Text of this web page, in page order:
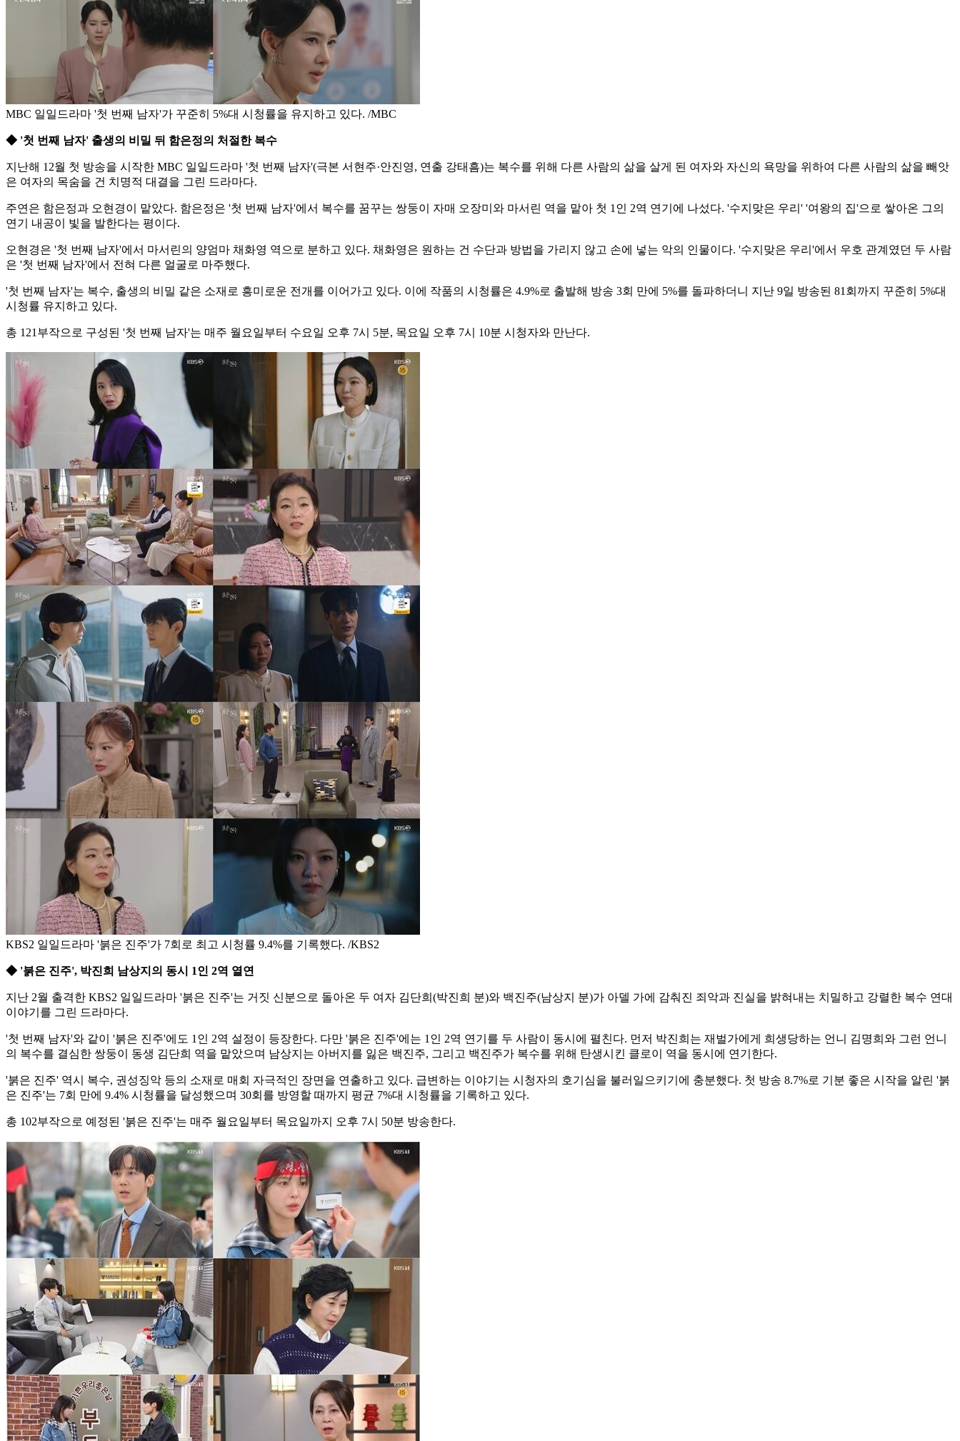
MBC 일일드라마 '첫 번째 남자'가 꾸준히 5%대 시청률을 유지하고 있다. /MBC
◆ '첫 번째 남자' 출생의 비밀 뒤 함은정의 처절한 복수
지난해 12월 첫 방송을 시작한 MBC 일일드라마 '첫 번째 남자'(극본 서현주·안진영, 연출 강태흠)는 복수를 위해 다른 사람의 삶을 살게 된 여자와 자신의 욕망을 위하여 다른 사람의 삶을 빼앗
은 여자의 목숨을 건 치명적 대결을 그린 드라마다.
주연은 함은정과 오현경이 맡았다. 함은정은 '첫 번째 남자'에서 복수를 꿈꾸는 쌍둥이 자매 오장미와 마서린 역을 맡아 첫 1인 2역 연기에 나섰다. '수지맞은 우리' '여왕의 집'으로 쌓아온 그의
연기 내공이 빛을 발한다는 평이다.
오현경은 '첫 번째 남자'에서 마서린의 양엄마 채화영 역으로 분하고 있다. 채화영은 원하는 건 수단과 방법을 가리지 않고 손에 넣는 악의 인물이다. '수지맞은 우리'에서 우호 관계였던 두 사람
은 '첫 번째 남자'에서 전혀 다른 얼굴로 마주했다.
'첫 번째 남자'는 복수, 출생의 비밀 같은 소재로 흥미로운 전개를 이어가고 있다. 이에 작품의 시청률은 4.9%로 출발해 방송 3회 만에 5%를 돌파하더니 지난 9일 방송된 81회까지 꾸준히 5%대
시청률 유지하고 있다.
총 121부작으로 구성된 '첫 번째 남자'는 매주 월요일부터 수요일 오후 7시 5분, 목요일 오후 7시 10분 시청자와 만난다.
KBS2 일일드라마 '붉은 진주'가 7회로 최고 시청률 9.4%를 기록했다. /KBS2
◆ '붉은 진주', 박진희 남상지의 동시 1인 2역 열연
지난 2월 출격한 KBS2 일일드라마 '붉은 진주'는 거짓 신분으로 돌아온 두 여자 김단희(박진희 분)와 백진주(남상지 분)가 아델 가에 감춰진 죄악과 진실을 밝혀내는 치밀하고 강렬한 복수 연대
이야기를 그린 드라마다.
'첫 번째 남자'와 같이 '붉은 진주'에도 1인 2역 설정이 등장한다. 다만 '붉은 진주'에는 1인 2역 연기를 두 사람이 동시에 펼친다. 먼저 박진희는 재벌가에게 희생당하는 언니 김명희와 그런 언니
의 복수를 결심한 쌍둥이 동생 김단희 역을 맡았으며 남상지는 아버지를 잃은 백진주, 그리고 백진주가 복수를 위해 탄생시킨 클로이 역을 동시에 연기한다.
'붉은 진주' 역시 복수, 권성징악 등의 소재로 매회 자극적인 장면을 연출하고 있다. 급변하는 이야기는 시청자의 호기심을 불러일으키기에 충분했다. 첫 방송 8.7%로 기분 좋은 시작을 알린 '붉
은 진주'는 7회 만에 9.4% 시청률을 달성했으며 30회를 방영할 때까지 평균 7%대 시청률을 기록하고 있다.
총 102부작으로 예정된 '붉은 진주'는 매주 월요일부터 목요일까지 오후 7시 50분 방송한다.